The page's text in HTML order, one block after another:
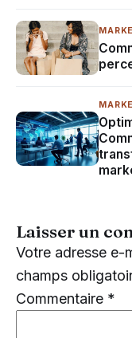
Laisser un
Votre adresse e-
champs
Commentaire *